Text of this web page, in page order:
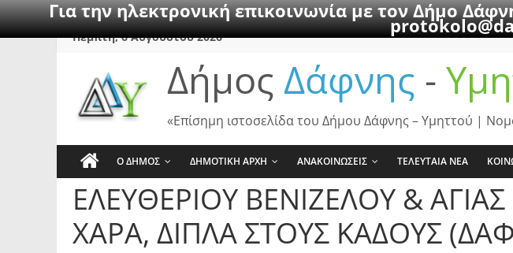
Για την ηλεκτρονική επικοινωνία με τον Δήμο
SkipΠέμπτη, 6 Αυγούστου 2026
Δήμος Δάφνης -
«Επίσημη ιστοσελίδα του Δήμου Δάφνης – Υμηττού |
Ο ΔΗΜΟΣ ΔΗΜΟΤΙΚΗ ΑΡΧΗ ΑΝΑΚΟΙΝΩΣΕΙΣ ΤΕΛΕΥΤΑΙΑ ΝΕΑ
ΕΛΕΥΘΕΡΙΟΥ ΒΕΝΙΖΕΛΟΥ &
ΧΑΡΑ, ΔΙΠΛΑ ΣΤΟΥΣ ΚΑΔΟΥΣ